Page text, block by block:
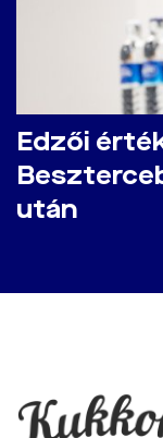
Edzői
után